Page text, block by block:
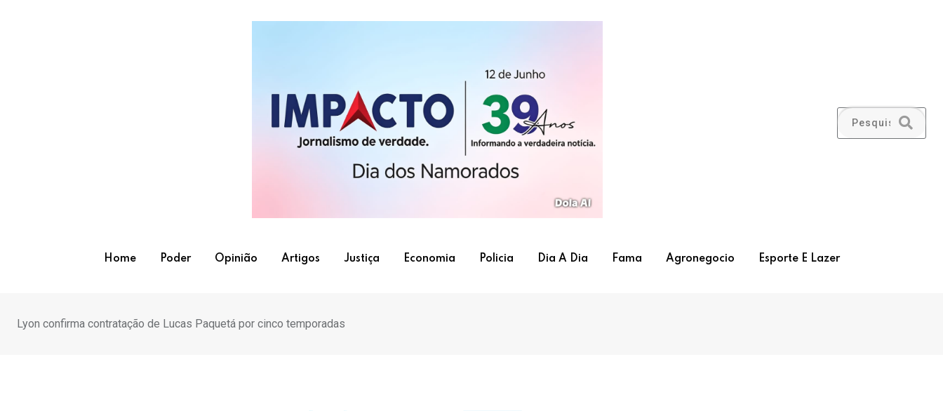
Home Poder Opinião Artigos Justiça Economia Policia Dia A Dia Fama Agronegocio Esporte E Lazer
Lyon confirma contratação de Lucas Paquetá por cinco temporadas